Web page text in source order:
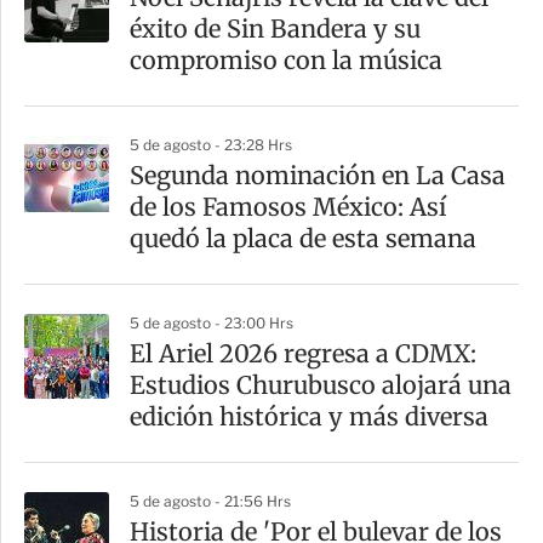
r
t
éxito de Sin Bandera y su
compromiso con la música
5 de agosto - 23:28 Hrs
Segunda nominación en La Casa
de los Famosos México: Así
quedó la placa de esta semana
5 de agosto - 23:00 Hrs
El Ariel 2026 regresa a CDMX:
Estudios Churubusco alojará una
edición histórica y más diversa
5 de agosto - 21:56 Hrs
Historia de 'Por el bulevar de los